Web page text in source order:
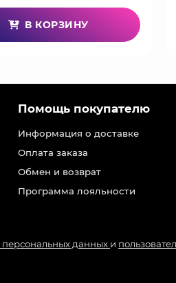
В КОРЗИНУ
Помощь покупателю
Информация о доставке
Оплата заказа
Обмен и возврат
Программа лояльности
данных и